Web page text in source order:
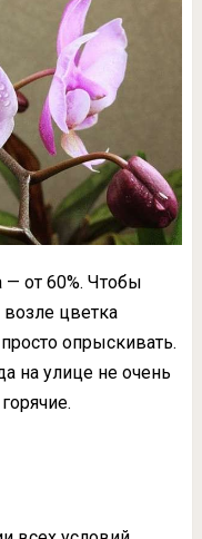
— от 60%. Чтобы
возле цветка
опрыскивать.
на улице не очень